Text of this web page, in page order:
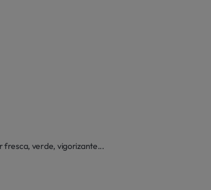
fresca, verde, vigorizante...